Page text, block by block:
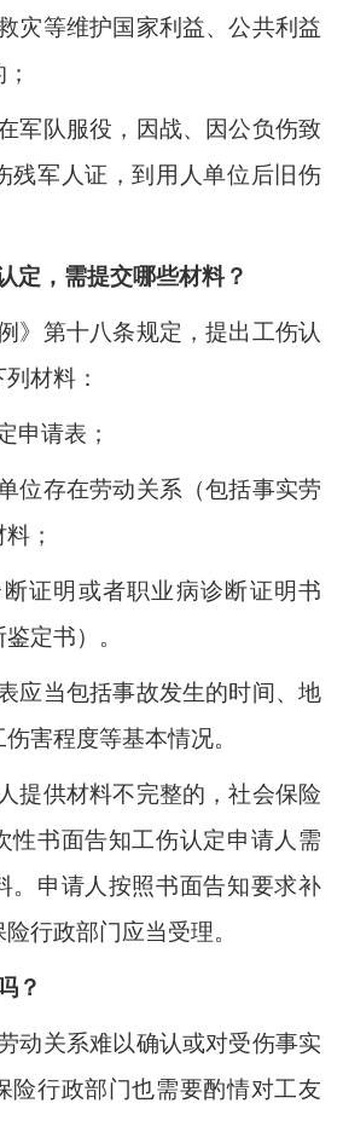
灾等维护国家利益、公共利益
军队服役，因战、因公负伤致
残军人证，到用人单位后旧伤
定，需提交哪些材料？
》第十八条规定，提出工伤认
材料：
申请表；
位存在劳动关系（包括事实劳
；
断证明或者职业病诊断证明书
定书）。
应当包括事故发生的时间、地
害程度等基本情况。
提供材料不完整的，社会保险
性书面告知工伤认定申请人需
。申请人按照书面告知要求补
行政部门应当受理。
？
动关系难以确认或对受伤事实
险行政部门也需要酌情对工友